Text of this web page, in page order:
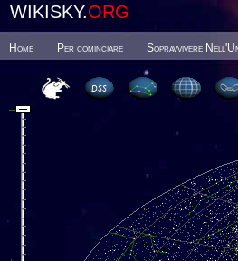
WIKISKY.ORG
Home Per cominciare Sopravvivere